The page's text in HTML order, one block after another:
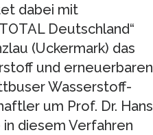
dabei mit
Deutschland“
(Uckermark) das
und erneuerbaren
Wasserstoff-
um Prof. Dr. Hans
diesem Verfahren